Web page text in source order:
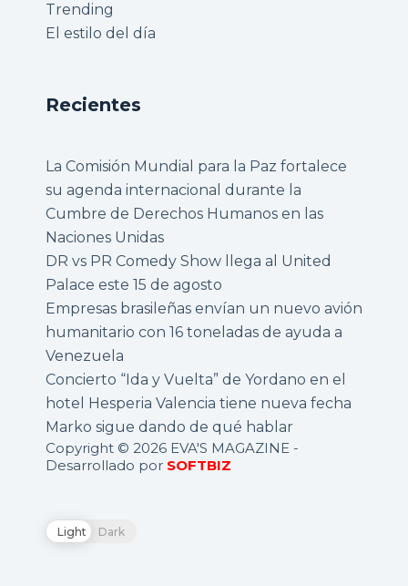
Trending
El estilo del día
Recientes
La Comisión Mundial para la Paz fortalece
su agenda internacional durante la
Cumbre de Derechos Humanos en las
Naciones Unidas
DR vs PR Comedy Show llega al United
Palace este 15 de agosto
Empresas brasileñas envían un nuevo avión
humanitario con 16 toneladas de ayuda a
Venezuela
Concierto “Ida y Vuelta” de Yordano en el
hotel Hesperia Valencia tiene nueva fecha
Marko sigue dando de qué hablar
Copyright © 2026 EVA'S MAGAZINE -
Desarrollado por SOFTBIZ
Light Dark